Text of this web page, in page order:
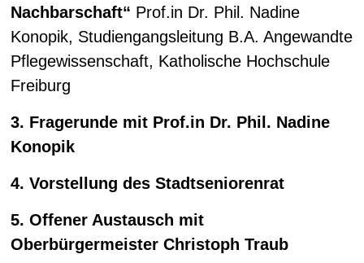
Nachbarschaft“ Prof.in Dr. Phil. Nadine
Konopik, Studiengangsleitung B.A. Angewandte
Pflegewissenschaft, Katholische Hochschule
Freiburg
3. Fragerunde mit Prof.in Dr. Phil. Nadine
Konopik
4. Vorstellung des Stadtseniorenrat
5. Offener Austausch mit
Oberbürgermeister Christoph Traub